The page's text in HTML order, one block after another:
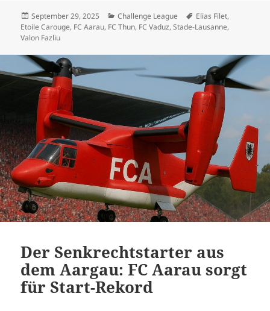
Veröffentlicht
am
September 29, 2025 Kategorien
Challenge League Schlagwörter
Elias Filet,
Etoile Carouge, FC Aarau, FC Thun, FC Vaduz,Stade-Lausanne,
Valon Fazliu
Der Senkrechtstarter aus
dem Aargau: FC Aarau sorgt
für Start-Rekord